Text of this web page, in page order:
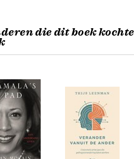
die dit boek